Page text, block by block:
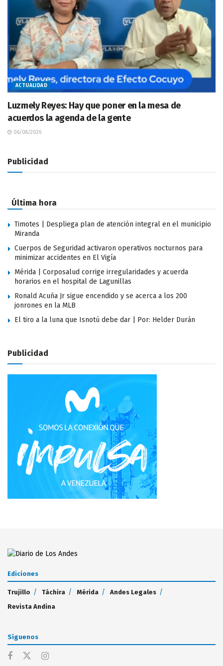
ACTUALIDAD
Luzmely Reyes: Hay que poner en la mesa de
acuerdos la agenda de la gente
06/08/2026
Publicidad
Última hora
Timotes | Despliega plan de atención integral en el municipio
Miranda
Cuerpos de Seguridad activaron operativos nocturnos para
minimizar accidentes en El Vigía
Mérida | Corposalud corrige irregularidades y acuerda
horarios en el hospital de Lagunillas
Ronald Acuña Jr sigue encendido y se acerca a los 200
jonrones en la MLB
El tiro a la luna que Isnotú debe dar | Por: Helder Durán
Publicidad
Ediciones
Trujillo Táchira Mérida
Andes Legales
Revista Andina
Síguenos